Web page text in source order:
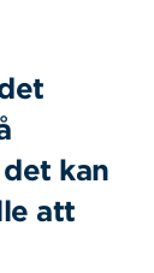
kan
att